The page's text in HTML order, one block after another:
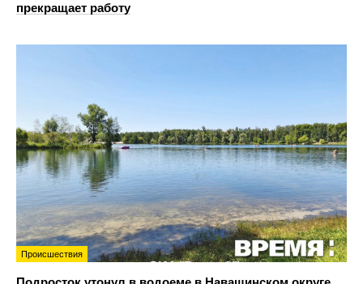
прекращает работу
Происшествия